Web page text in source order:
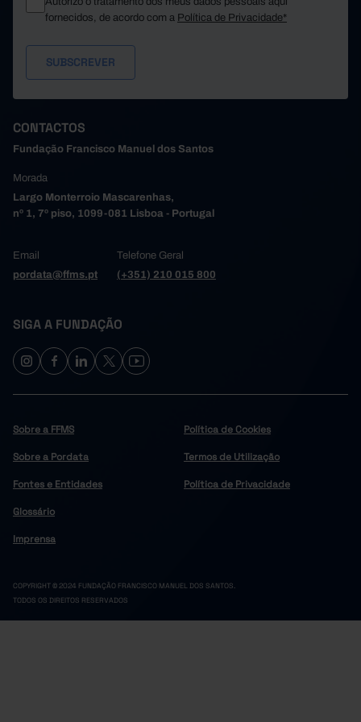
fornecidos, de acordo com a Política de Privacidade*
CONTACTOS
Fundação Francisco Manuel dos Santos
Morada
Largo Monterroio Mascarenhas,
nº 1, 7º piso, 1099-081 Lisboa - Portugal
Email
pordata@ffms.pt
Telefone Geral
(+351) 210 015 800
SIGA A FUNDAÇÃO
Sobre a FFMS
Sobre a Pordata
Fontes e Entidades
Glossário
Imprensa
Política de Cookies
Termos de Utilização
Política de Privacidade
COPYRIGHT © 2024 FUNDAÇÃO FRANCISCO MANUEL DOS SANTOS.
TODOS OS DIREITOS RESERVADOS